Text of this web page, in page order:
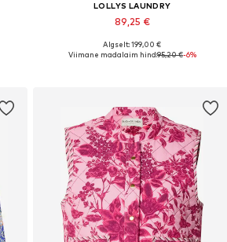
LOLLYS LAUNDRY
89,25 €
Saadaolevad suurused: XS, S, M, L, XL
Algselt: 199,00 €
Viimane madalaim hind:95,20 €-6%